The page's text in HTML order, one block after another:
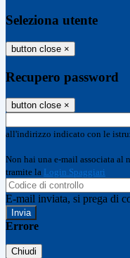
Seleziona utente
button close ×
Recupero password
button close ×
all'indirizzo indicato con le
Non hai una e-mail associata al
tramite la Login Spaggiari
E-mail inviata, si prega di
Errore
Chiudi